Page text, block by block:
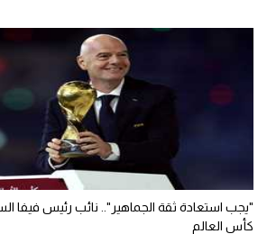
"يجب استعادة ثقة الجماهير".. نائب رئيس فيفا
كأس العالم